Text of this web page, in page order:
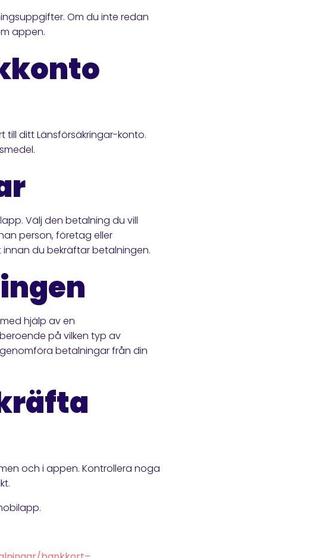
Om du inte redan
appen.
ditt Länsförsäkringar-konto.
Välj den betalning du vill
person, företag eller
du bekräftar betalningen.
hjälp av en
på vilken typ av
betalningar från din
och i appen. Kontrollera noga